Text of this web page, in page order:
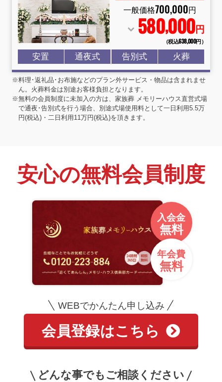
一般価格700,000円
580,000円
（税込638,000円）
安置 通夜式 告別式 火葬
※料理･返礼品･お布施などのプラン外サービス・物品は含まれませ
ん。火葬料金は別途お客様負担となります。
※無料の会員制度に未加入の方は、家族葬 メモリーハウス直営式場
で通夜･告別式を行う場合、別途式場使用料として一日利用5.5万
円(税込)・二日利用11万円(税込)を頂きます。
安心の無料会員制度
入会金
無料
年会費
無料
WEBでかんたん申し込み
会員登録はこちら
どんな事でもご相談ください